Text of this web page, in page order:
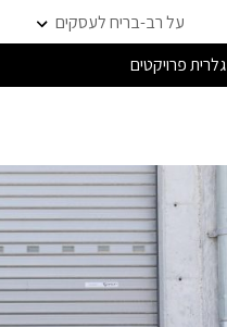
על רב-בריח לעסקים
גלרית פרויקטים